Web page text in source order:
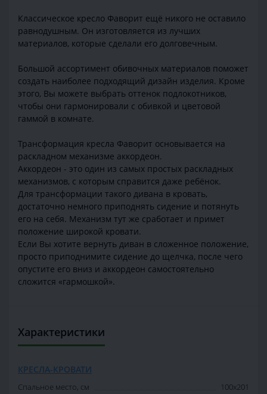
Классическое кресло Фаворит ещё никого не оставило
равнодушным. Он изготовляется из лучших
материалов, которые сделали его долговечным.
Большой ассортимент обивочных материалов поможет
создать наиболее подходящий дизайн изделия. Кроме
этого, Вы можете выбрать оттенок подлокотников,
чтобы они гармонировали с обивкой и цветовой
гаммой в комнате.
Трансформация кресла Фаворит основывается на
раскладном механизме аккордеон.
Аккордеон - это один из самых простых раскладных
механизмов, с которым справится даже ребёнок.
Для трансформации такого дивана в кровать,
достаточно немного приподнять сидение и потянуть
его на себя. Механизм тут же сработает и примет
положение широкой кровати.
Если Вы хотите вернуть диван в сложенное положение,
просто приподнимите сидение до щелчка, после чего
опустите его вниз и аккордеон самостоятельно
сложится «гармошкой».
Характеристики
КРЕСЛА-КРОВАТИ
Спальное место, см
100х201